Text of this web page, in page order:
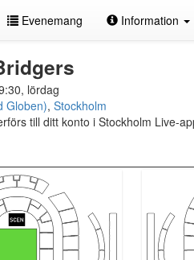
Evenemang Information
lördag
Globen), Stockholm
till ditt konto i Stockholm Live-